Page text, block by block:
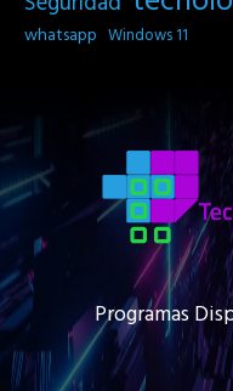
whatsapp Windows 11
Programas